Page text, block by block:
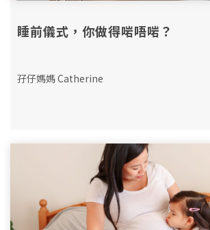
睡前儀式，你做得啱唔啱？
孖仔媽媽 Catherine